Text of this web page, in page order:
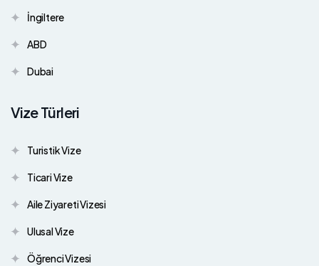
İngiltere
ABD
Dubai
Vize Türleri
Turistik Vize
Ticari Vize
Aile Ziyareti Vizesi
Ulusal Vize
Öğrenci Vizesi